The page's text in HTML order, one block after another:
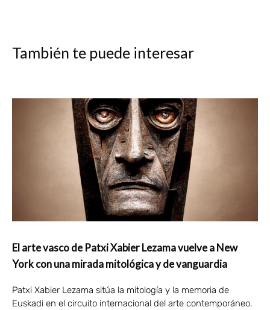
También te puede interesar
El arte vasco de Patxi Xabier Lezama vuelve a New
York con una mirada mitológica y de vanguardia
Patxi Xabier Lezama sitúa la mitología y la memoria de
Euskadi en el circuito internacional del arte contemporáneo.